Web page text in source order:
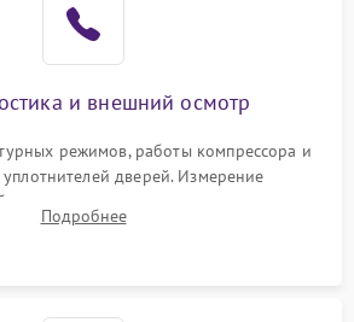
и внешний осмотр
режимов, работы компрессора и
уплотнителей дверей. Измерение
мотора, проверка термостата и
ошибок с электронного дисплея.
Подробнее